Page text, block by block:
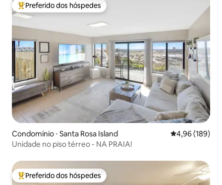
Entre os melhores preferidos dos hóspedes
Preferido dos hóspedes
Condomínio ⋅ Santa Rosa Island 4,96 de uma
4,96 (189)
Unidade no piso térreo - NA PRAIA!
Entre os melhores preferidos dos hóspedes
Preferido dos hóspedes